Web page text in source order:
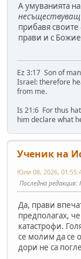
А умуванията
прибавя
прави и с
Ez 3:17 Son of
Israel: therefore
from me.
Is 21:6 For thus
him declare what
Ученик на
Юли 08, 2026,
Последна редакция:
Да, прави
предполагах,
катастрофи.
се молим да се
дори не са